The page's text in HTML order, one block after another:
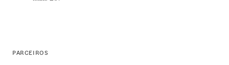
PARCEIROS